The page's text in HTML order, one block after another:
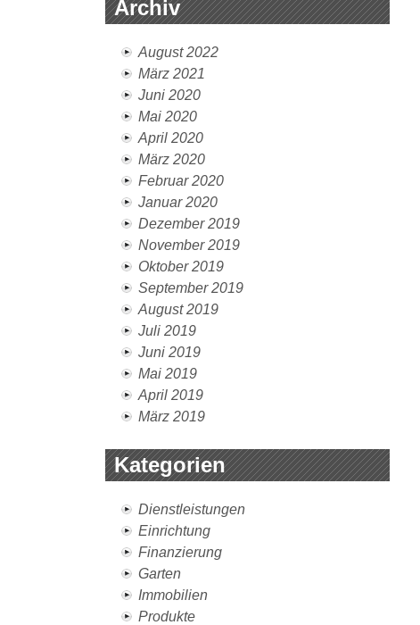
Archiv
August 2022
März 2021
Juni 2020
Mai 2020
April 2020
März 2020
Februar 2020
Januar 2020
Dezember 2019
November 2019
Oktober 2019
September 2019
August 2019
Juli 2019
Juni 2019
Mai 2019
April 2019
März 2019
Kategorien
Dienstleistungen
Einrichtung
Finanzierung
Garten
Immobilien
Produkte